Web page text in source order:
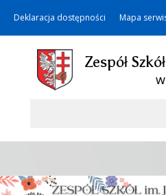
Deklaracja dostępności Mapa
Zespół